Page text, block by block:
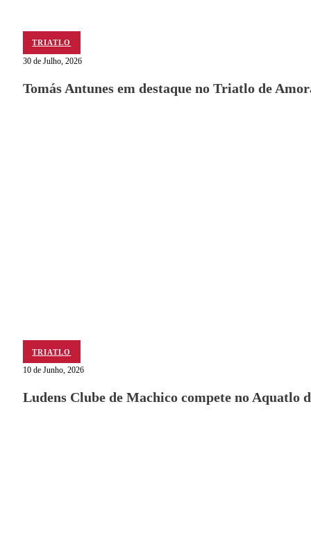
TRIATLO
30 de Julho, 2026
Tomás Antunes em destaque no Triatlo de
TRIATLO
10 de Junho, 2026
Ludens Clube de Machico compete no Aquatlo